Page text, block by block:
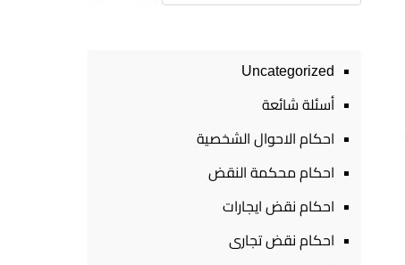
Uncategorized
أسئلة شائعة
احكام الاحوال الشخصية
احكام محكمة النقض
احكام نقض ايجارات
احكام نقض تجارى